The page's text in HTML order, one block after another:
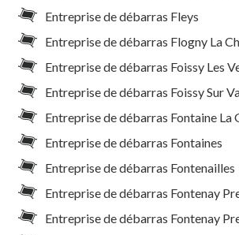
Entreprise de débarras Fleys
Entreprise de débarras Flogny La
Entreprise de débarras Foissy Les
Entreprise de débarras Foissy Sur
Entreprise de débarras Fontaine La
Entreprise de débarras Fontaines
Entreprise de débarras Fontenailles
Entreprise de débarras Fontenay
Entreprise de débarras Fontenay